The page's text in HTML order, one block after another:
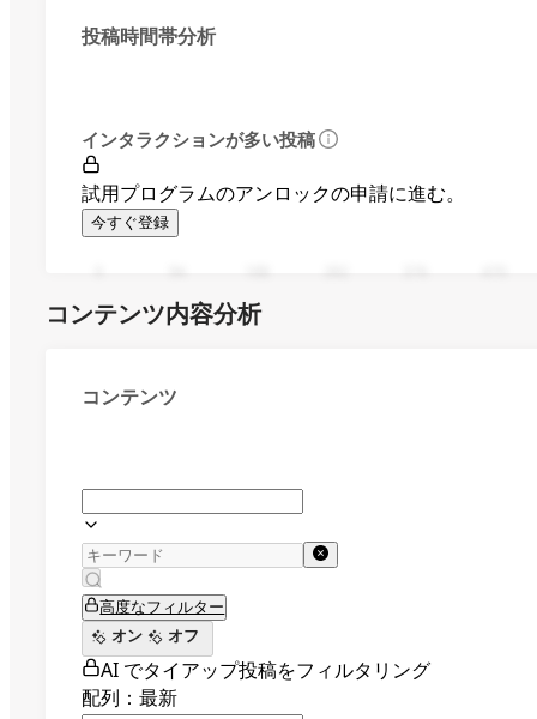
投稿時間帯分析
インタラクションが多い投稿
試用プログラムのアンロックの申請に進む。
今すぐ登録
コンテンツ内容分析
コンテンツ
高度なフィルター
オン
オフ
AI でタイアップ投稿をフィルタリング
配列：最新